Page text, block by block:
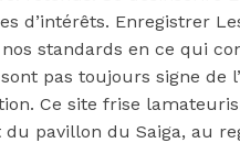
d’intérêts. Enregistrer
standards en ce qui
pas toujours signe de
Ce site frise
pavillon du Saiga, au